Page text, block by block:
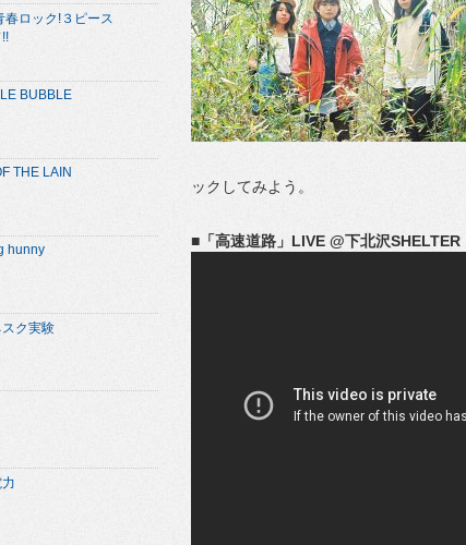
ックしてみよう。
■ 「高速道路」LIVE @下北沢SHELTER
春ロック!３ピース
BUBBLE
THE LAIN
hunny
スク実験